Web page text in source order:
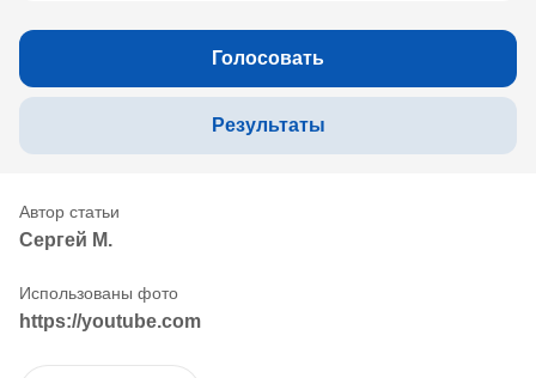
Голосовать
Результаты
Сергей М.
https://youtube.com